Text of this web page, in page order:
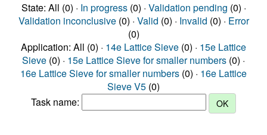
State: All (0) · In progress(0) · Validation pending (0) ·
Validation inconclusive(0) · Valid (0) · Invalid (0) · Error
(0)
Application: All (0) · 14e Lattice Sieve (0) · 15e Lattice
Sieve (0) · 15e Lattice Sieve for smaller numbers (0) ·
16e Lattice Sieve for smaller numbers (0) · 16e Lattice
Sieve V5 (0)
Task name: